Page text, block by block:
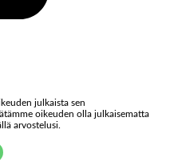
julkaista sen
oikeuden olla julkaisematta
arvostelusi.